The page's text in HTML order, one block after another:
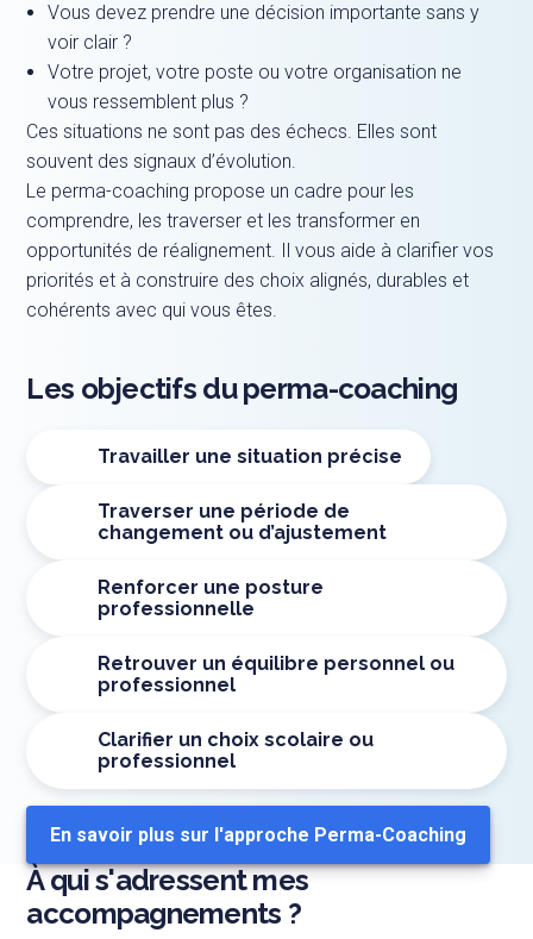
Vous devez prendre une décision importante sans y
voir clair ?
Votre projet, votre poste ou votre organisation ne
vous ressemblent plus ?
Ces situations ne sont pas des échecs. Elles sont
souvent des signaux d’évolution.
Le perma-coaching propose un cadre pour les
comprendre, les traverser et les transformer en
opportunités de réalignement. Il vous aide à clarifier vos
priorités et à construire des choix alignés, durables et
cohérents avec qui vous êtes.
Les objectifs du perma-coaching
Travailler une situation précise
Traverser une période de
changement ou d’ajustement
Renforcer une posture
professionnelle
Retrouver un équilibre personnel ou
professionnel
Clarifier un choix scolaire ou
professionnel
En savoir plus sur l'approche Perma-Coaching
À qui s'adressent mes
accompagnements ?